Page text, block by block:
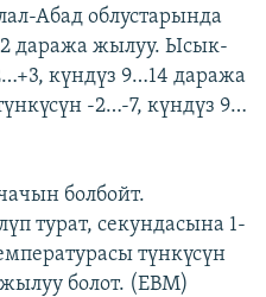
Абад облустарында
даража жылуу. Ысык-
күндүз 9…14 даража
-2…-7, күндүз 9…
болбойт.
турат, секундасына 1-
түнкүсүн
болот. (EBM)